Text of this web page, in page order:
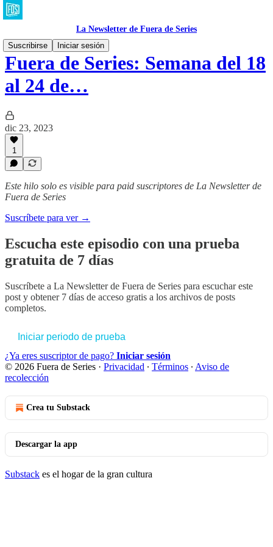
La Newsletter de Fuera de Series
Suscribirse
Iniciar sesión
Fuera de Series: Semana del 18
al 24 de…
dic 23, 2023
1
Este hilo solo es visible para paid suscriptores de La Newsletter de
Fuera de Series
Suscríbete para ver →
Escucha este episodio con una prueba
gratuita de 7 días
Suscríbete a La Newsletter de Fuera de Series para escuchar este
post y obtener 7 días de acceso gratis a los archivos de posts
completos.
Iniciar periodo de prueba
¿Ya eres suscriptor de pago? Iniciar sesión
© 2026 Fuera de Series · Privacidad ∙ Términos ∙ Aviso de
recolección
Crea tu Substack
Descargar la app
Substack es el hogar de la gran cultura